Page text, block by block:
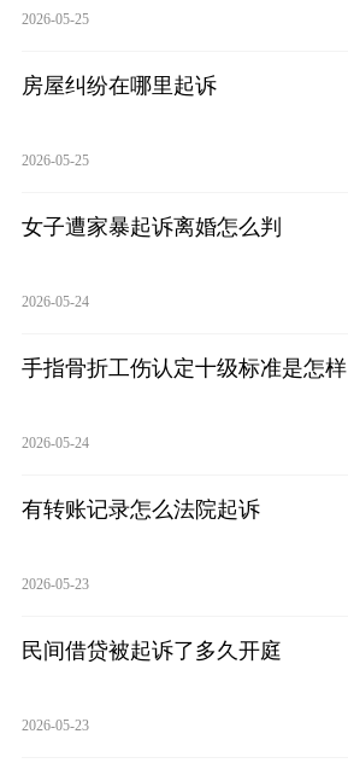
2026-05-25
房屋纠纷在哪里起诉
2026-05-25
女子遭家暴起诉离婚怎么判
2026-05-24
手指骨折工伤认定十级标准是怎样
2026-05-24
有转账记录怎么法院起诉
2026-05-23
民间借贷被起诉了多久开庭
2026-05-23